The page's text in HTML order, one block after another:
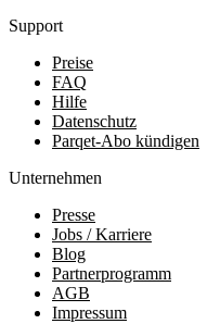
Support
Preise
FAQ
Hilfe
Datenschutz
Parqet-Abo kündigen
Unternehmen
Presse
Jobs / Karriere
Blog
Partnerprogramm
AGB
Impressum